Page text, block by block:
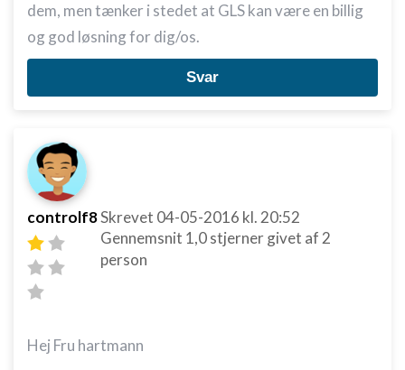
dem, men tænker i stedet at GLS kan være en billig
og god løsning for dig/os.
Svar
controlf8Skrevet 04-05-2016 kl. 20:52
Gennemsnit 1,0stjerner givet af 2
person
Hej Fru hartmann